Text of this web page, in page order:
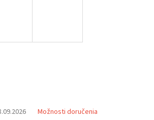
Možnosti doručenia